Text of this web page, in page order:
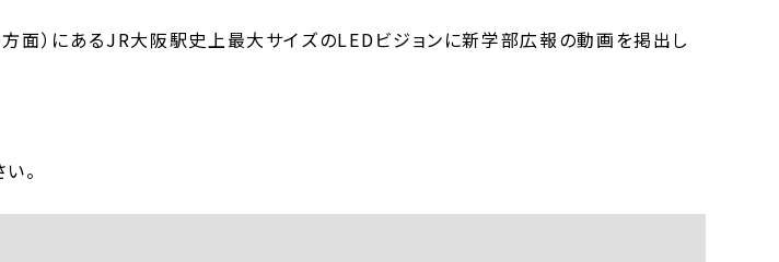
面）にあるJR大阪駅史上最大サイズのLEDビジョンに新学部広報の動画を掲出し
。